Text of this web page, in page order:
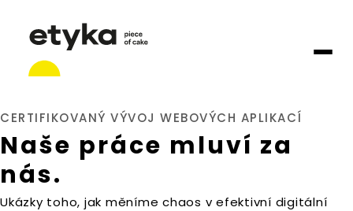
CERTIFIKOVANÝ VÝVOJ WEBOVÝCH APLIKACÍ
Naše práce mluví za
nás.
Ukázky toho, jak měníme chaos v efektivní digitální